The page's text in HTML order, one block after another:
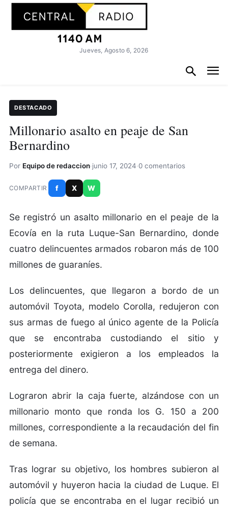
Jueves, Agosto 6, 2026
DESTACADO
Millonario asalto en peaje de San
Bernardino
Por Equipo de redaccion·junio 17, 2024·0 comentarios
COMPARTIR f X W
Se registró un asalto millonario en el peaje de la
Ecovía en la ruta Luque-San Bernardino, donde
cuatro delincuentes armados robaron más de 100
millones de guaraníes.
Los delincuentes, que llegaron a bordo de un
automóvil Toyota, modelo Corolla, redujeron con
sus armas de fuego al único agente de la Policía
que se encontraba custodiando el sitio y
posteriormente exigieron a los empleados la
entrega del dinero.
Lograron abrir la caja fuerte, alzándose con un
millonario monto que ronda los G. 150 a 200
millones, correspondiente a la recaudación del fin
de semana.
Tras lograr su objetivo, los hombres subieron al
automóvil y huyeron hacia la ciudad de Luque. El
policía que se encontraba en el lugar recibió un